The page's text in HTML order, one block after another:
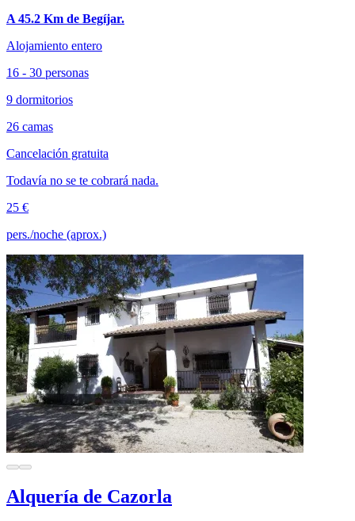
A 45.2 Km de Begíjar.
Alojamiento entero
16 - 30 personas
9 dormitorios
26 camas
Cancelación gratuita
Todavía no se te cobrará nada.
25 €
pers./noche (aprox.)
Alquería de Cazorla